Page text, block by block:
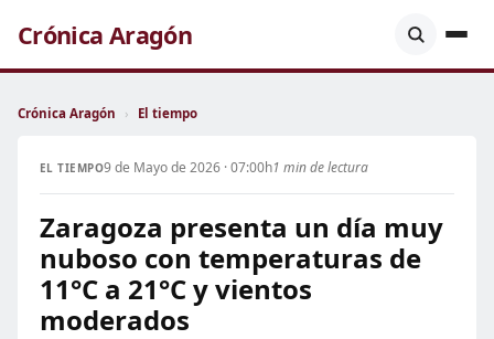
Crónica Aragón
Crónica Aragón › El tiempo
EL TIEMPO9 de Mayo de 2026 · 07:00h1 min de lectura
Zaragoza presenta un día muy
nuboso con temperaturas de
11°C a 21°C y vientos
moderados